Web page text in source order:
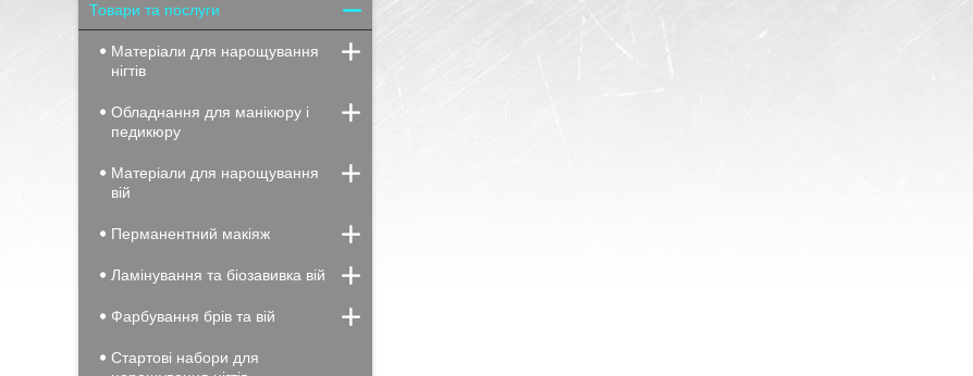
Товари та послуги
Матеріали для нарощування
нігтів
Обладнання для манікюру і
педикюру
Матеріали для нарощування
вій
Перманентний макіяж
Ламінування та біозавивка вій
Фарбування брів та вій
Стартові набори для